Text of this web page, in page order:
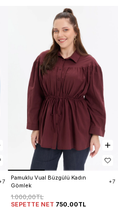
Pamuklu Vual Büzgülü Kadın
Gömlek
+7
1.000,00TL
SEPETTE NET 750,00TL